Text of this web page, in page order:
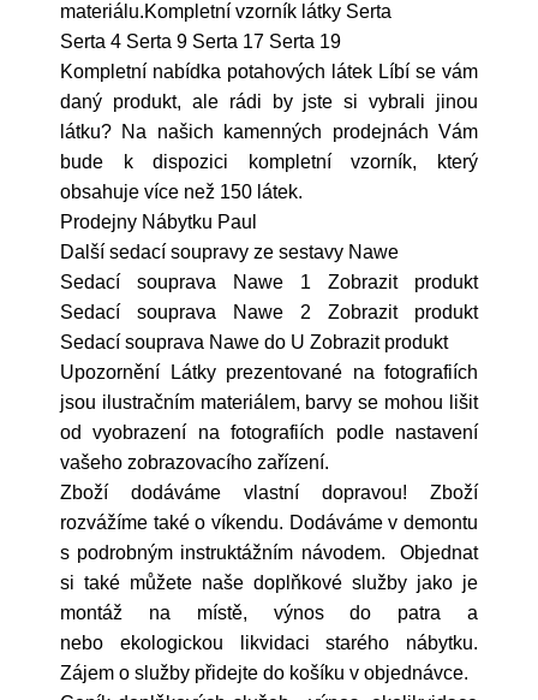
materiálu.Kompletní vzorník látky Serta
Serta 4 Serta 9 Serta 17 Serta 19
Kompletní nabídka potahových látek Líbí se vám
daný produkt, ale rádi by jste si vybrali jinou
látku? Na našich kamenných prodejnách Vám
bude k dispozici kompletní vzorník, který
obsahuje více než 150 látek.
Prodejny Nábytku Paul
Další sedací soupravy ze sestavy Nawe
Sedací souprava Nawe 1 Zobrazit produkt
Sedací souprava Nawe 2 Zobrazit produkt
Sedací souprava Nawe do U Zobrazit produkt
Upozornění Látky prezentované na fotografiích
jsou ilustračním materiálem, barvy se mohou lišit
od vyobrazení na fotografiích podle nastavení
vašeho zobrazovacího zařízení.
Zboží dodáváme vlastní dopravou! Zboží
rozvážíme také o víkendu. Dodáváme v demontu
s podrobným instruktážním návodem. Objednat
si také můžete naše doplňkové služby jako je
montáž na místě, výnos do patra a
nebo ekologickou likvidaci starého nábytku.
Zájem o služby přidejte do košíku v objednávce.